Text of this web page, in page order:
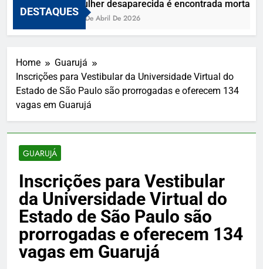
DESTAQUES
Mulher desaparecida é encontrada morta e
10 De Abril De 2026
Home
Guarujá
Inscrições para Vestibular da Universidade Virtual do
Estado de São Paulo são prorrogadas e oferecem 134
vagas em Guarujá
GUARUJÁ
Inscrições para Vestibular
da Universidade Virtual do
Estado de São Paulo são
prorrogadas e oferecem 134
vagas em Guarujá